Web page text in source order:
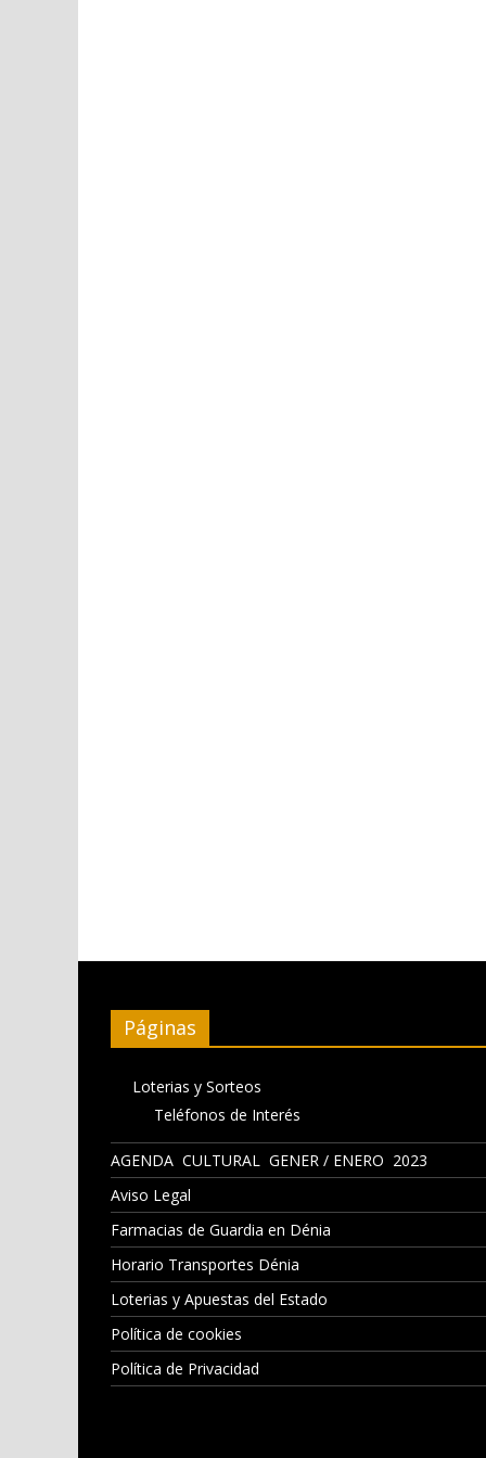
Páginas
Loterias y Sorteos
Teléfonos de Interés
AGENDA CULTURAL GENER / ENERO 2023
Aviso Legal
Farmacias de Guardia en Dénia
Horario Transportes Dénia
Loterias y Apuestas del Estado
Política de cookies
Política de Privacidad